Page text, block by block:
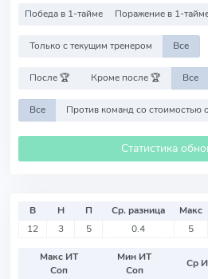
Победа в 1-тайме Поражение в 1-
Только с текущим тренером Все
После 🏆 Кроме после 🏆 Все
Все Против
Статистика
В Н П Ср. разница Макс
12
3 5 0.4 5
Макс ИТ
Соп
Мин ИТ
Соп
Ср